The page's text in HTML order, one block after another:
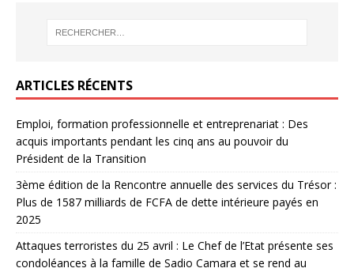
ARTICLES RÉCENTS
Emploi, formation professionnelle et entreprenariat : Des
acquis importants pendant les cinq ans au pouvoir du
Président de la Transition
3ème édition de la Rencontre annuelle des services du Trésor :
Plus de 1587 milliards de FCFA de dette intérieure payés en
2025
Attaques terroristes du 25 avril : Le Chef de l’Etat présente ses
condoléances à la famille de Sadio Camara et se rend au